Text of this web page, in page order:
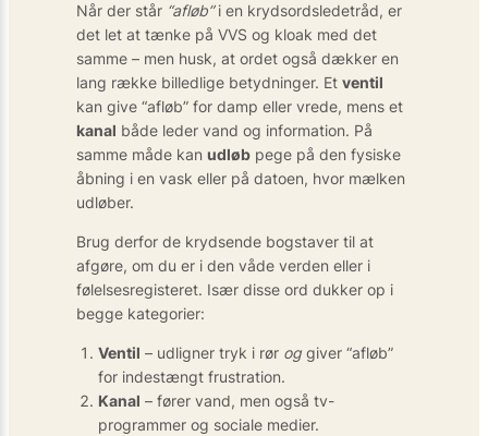
Når der står “afløb”i en krydsordsledetråd, er
det let at tænke på VVS og kloak med det
samme – men husk, at ordet også dækker en
lang række billedlige betydninger. Et ventil
kan give “afløb” for damp eller vrede, mens et
kanal både leder vand og information. På
samme måde kan udløb pege på den fysiske
åbning i en vask eller på datoen, hvor mælken
udløber.
Brug derfor de krydsende bogstaver til at
afgøre, om du er i den våde verden eller i
følelsesregisteret. Især disse ord dukker op i
begge kategorier:
Ventil – udligner tryk i rør oggiver “afløb”
for indestængt frustration.
Kanal – fører vand, men også tv-
programmer og sociale medier.